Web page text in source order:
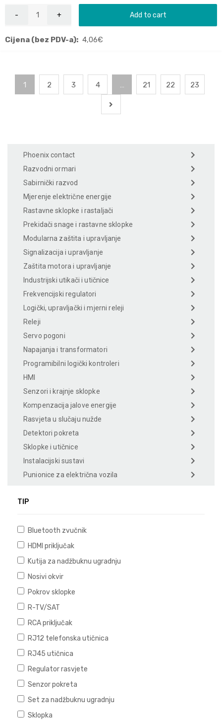
Add to cart
Cijena (bez PDV-a): 4,06€
1 2 3 4 … 21 22 23
Phoenix contact
Razvodni ormari
Sabirnički razvod
Mjerenje električne energije
Rastavne sklopke i rastaljači
Prekidači snage i rastavne sklopke
Modularna zaštita i upravljanje
Signalizacija i upravljanje
Zaštita motora i upravljanje
Industrijski utikači i utičnice
Frekvencijski regulatori
Logički, upravljački i mjerni releji
Releji
Servo pogoni
Napajanja i transformatori
Programibilni logički kontroleri
HMI
Senzori i krajnje sklopke
Kompenzacija jalove energije
Rasvjeta u slučaju nužde
Detektori pokreta
Sklopke i utičnice
Instalacijski sustavi
Punionice za električna vozila
TIP
Bluetooth zvučnik
HDMI priključak
Kutija za nadžbuknu ugradnju
Nosivi okvir
Pokrov sklopke
R-TV/SAT
RCA priključak
RJ12 telefonska utičnica
RJ45 utičnica
Regulator rasvjete
Senzor pokreta
Set za nadžbuknu ugradnju
Sklopka